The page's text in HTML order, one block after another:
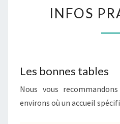
INFOS
Les bonnes tables
Nous vous
environs où un accueil